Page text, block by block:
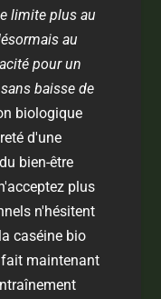
limite plus au
au
pour un
baisse de
biologique
d'une
bien-être
plus
n'hésitent
caséine bio
maintenant